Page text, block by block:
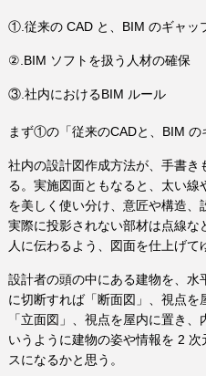
①.従来の CAD と、BIM のギャッ
②.BIM ソフトを扱う人材の確保
③.社内におけるBIM ルール
まず①の「従来のCADと、BIM の
社内の設計図作成方法が、手書き
る。実施図面ともなると、太い
を美しく使い分け、意匠や構造、
実際に投影されない部材は点線
人に伝わるよう、図面を仕上げて
設計者の頭の中にある建物を、水
に切断すれば「断面図」、視点
「立面図」、視点を屋内に置き
いうように建物の姿や情報を 2
スになるかと思う。